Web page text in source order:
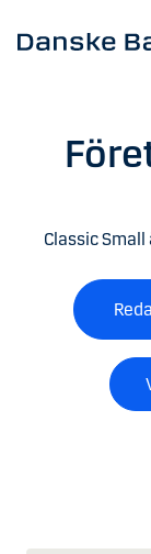
Classic